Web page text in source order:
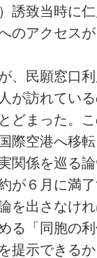
誘致当時に
のアクセス
、民願窓口
が訪れてい
どまった。
際空港へ移
関係を巡る
が６月に満
を出さなけ
る「同胞の
提示できる